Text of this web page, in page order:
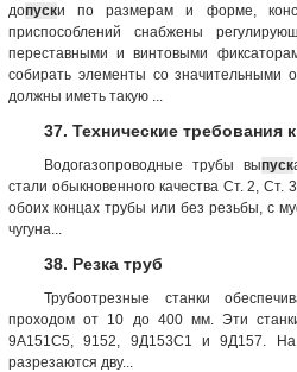
допуски по размерам и форме,
приспособлений снабжены
переставными и винтовыми
собирать элементы со значительными
должны иметь такую ...
37. Технические требования
Водогазопроводные трубы выпуск
стали обыкновенного качества Ст. 2, Ст.
обоих концах трубы или без резьбы, с
чугуна...
38. Резка труб
Трубоотрезные станки
проходом от 10 до 400 мм. Эти
9А151С5, 9152, 9Д153С1 и 9Д157. На
разрезаются дву...